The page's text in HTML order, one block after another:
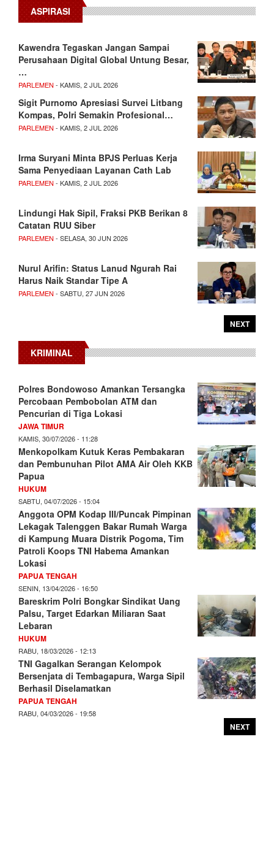
ASPIRASI
Kawendra Tegaskan Jangan Sampai
Perusahaan Digital Global Untung Besar,
…
PARLEMEN - KAMIS, 2 JUL 2026
Sigit Purnomo Apresiasi Survei Litbang
Kompas, Polri Semakin Profesional…
PARLEMEN - KAMIS, 2 JUL 2026
Irma Suryani Minta BPJS Perluas Kerja
Sama Penyediaan Layanan Cath Lab
PARLEMEN - KAMIS, 2 JUL 2026
Lindungi Hak Sipil, Fraksi PKB Berikan 8
Catatan RUU Siber
PARLEMEN - SELASA, 30 JUN 2026
Nurul Arifin: Status Lanud Ngurah Rai
Harus Naik Standar Tipe A
PARLEMEN - SABTU, 27 JUN 2026
NEXT
KRIMINAL
Polres Bondowoso Amankan Tersangka
Percobaan Pembobolan ATM dan
Pencurian di Tiga Lokasi
JAWA TIMUR
KAMIS, 30/07/2026 - 11:28
Menkopolkam Kutuk Keras Pembakaran
dan Pembunuhan Pilot AMA Air Oleh KKB
Papua
HUKUM
SABTU, 04/07/2026 - 15:04
Anggota OPM Kodap III/Puncak Pimpinan
Lekagak Talenggen Bakar Rumah Warga
di Kampung Muara Distrik Pogoma, Tim
Patroli Koops TNI Habema Amankan
Lokasi
PAPUA TENGAH
SENIN, 13/04/2026 - 16:50
Bareskrim Polri Bongkar Sindikat Uang
Palsu, Target Edarkan Miliaran Saat
Lebaran
HUKUM
RABU, 18/03/2026 - 12:13
TNI Gagalkan Serangan Kelompok
Bersenjata di Tembagapura, Warga Sipil
Berhasil Diselamatkan
PAPUA TENGAH
RABU, 04/03/2026 - 19:58
NEXT